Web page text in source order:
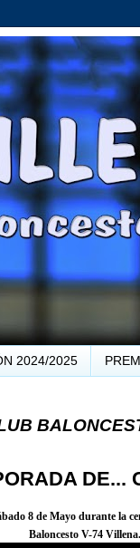
2024/2025
V-74
DE...
8 de Mayo durante la
Baloncesto V-74 Villena.